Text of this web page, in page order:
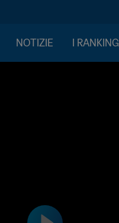
NOTIZIE I RANKING